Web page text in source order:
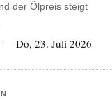
der Ölpreis steigt
| Do, 23. Juli 2026